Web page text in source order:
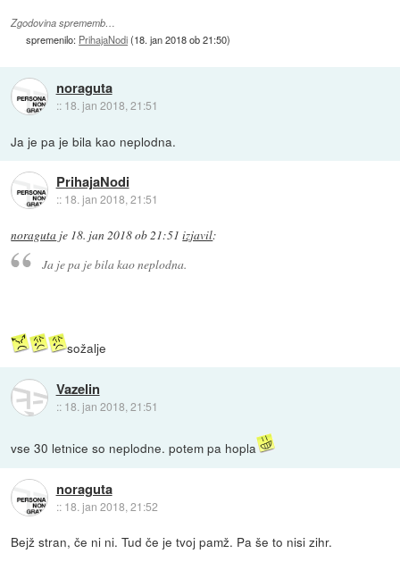
Zgodovina sprememb…
spremenilo: PrihajaNodi(18. jan 2018 ob 21:50)
noraguta
:: 18. jan 2018, 21:51
Ja je pa je bila kao neplodna.
PrihajaNodi
:: 18. jan 2018, 21:51
noraguta je 18. jan 2018 ob 21:51 izjavil:
Ja je pa je bila kao neplodna.
sožalje
Vazelin
:: 18. jan 2018, 21:51
vse 30 letnice so neplodne. potem pa hopla
noraguta
:: 18. jan 2018, 21:52
Bejž stran, če ni ni. Tud če je tvoj pamž. Pa še to nisi zihr.